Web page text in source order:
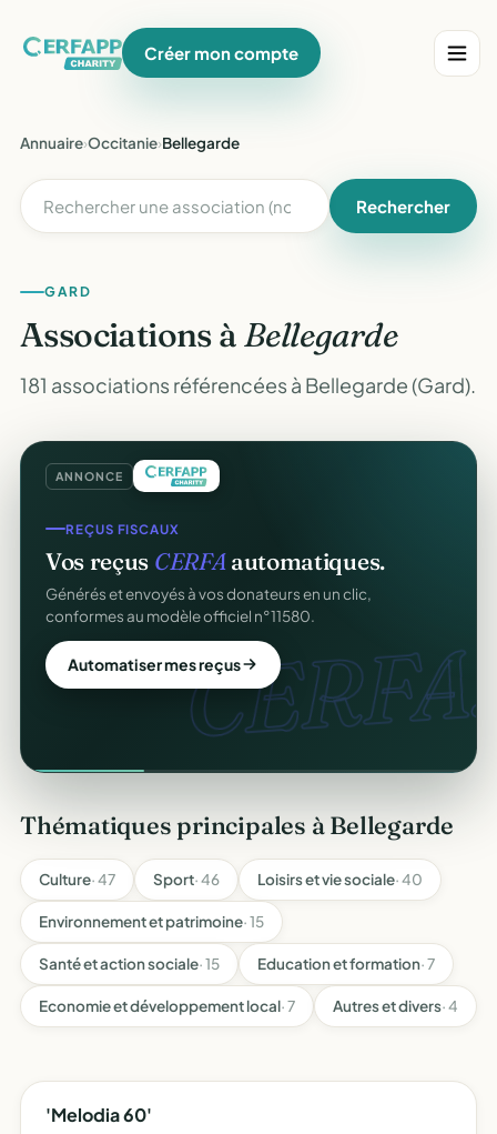
Créer mon compte
Annuaire›Occitanie›Bellegarde
Rechercher
GARD
Associations àBellegarde
181 associations référencées à Bellegarde (Gard).
ANNONCE
CERFA.
REÇUS FISCAUX
Vos reçus CERFAautomatiques.
Générés et envoyés à vos donateurs en un clic,
conformes au modèle officiel n°11580.
Automatiser mes reçus
Thématiques principales à Bellegarde
Culture· 47 Sport· 46 Loisirs et vie sociale· 40
Environnement et patrimoine· 15
Santé et action sociale· 15 Education et formation· 7
Economie et développement local· 7 Autres et divers· 4
'Melodia 60'